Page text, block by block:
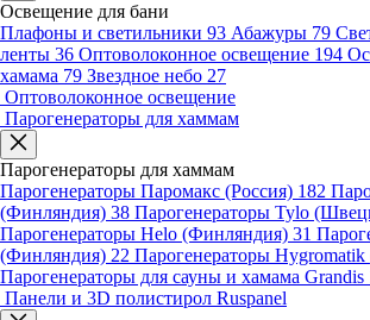
Освещение для бани
Плафоны и светильники 93 Абажуры 79
ленты 36 Оптоволоконное освещение 194
хамама 79 Звездное небо 27
Оптоволоконное освещение
Парогенераторы для хаммам
Парогенераторы для хаммам
Парогенераторы Паромакс (Россия) 182
(Финляндия) 38 Парогенераторы Tylo
Парогенераторы Helo (Финляндия) 31
(Финляндия) 22 Парогенераторы Hygromatik
Парогенераторы для сауны и хамама Grandis
Панели и 3D полистирол Ruspanel